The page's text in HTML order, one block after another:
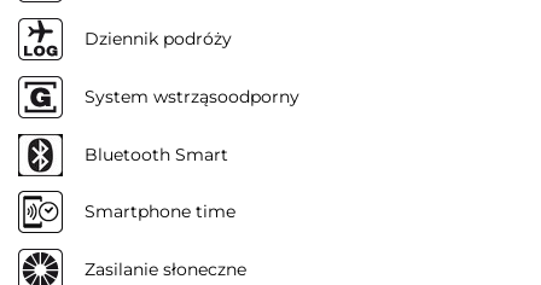
Dziennik podróży
System wstrząsoodporny
Bluetooth Smart
Smartphone time
Zasilanie słoneczne